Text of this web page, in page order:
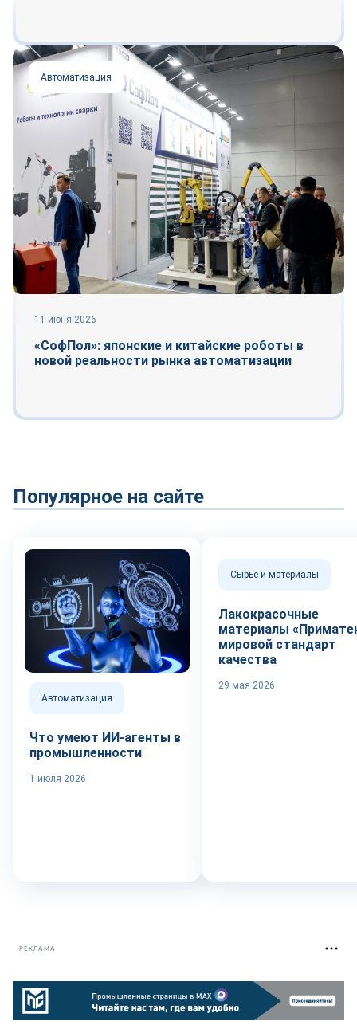
Автоматизация
11 июня 2026
«СофПол»: японские и китайские роботы в
новой реальности рынка автоматизации
Популярное на сайте
Автоматизация
Что умеют ИИ-агенты в
промышленности
1 июля 2026
Сырье и материалы
Лакокрасочные
материалы
мировой стандарт
качества
29 мая 2026
РЕКЛАМА